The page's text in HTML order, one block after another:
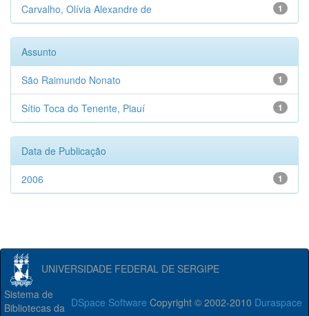
1
Carvalho, Olívia Alexandre de
Assunto
1
São Raimundo Nonato
1
Sítio Toca do Tenente, Piauí
Data de Publicação
1
2006
UNIVERSIDADE FEDERAL DE SERGIPE
DSpace Software Copyright © 2002-2010 Duraspace
Sistema de
Bibliotecas da